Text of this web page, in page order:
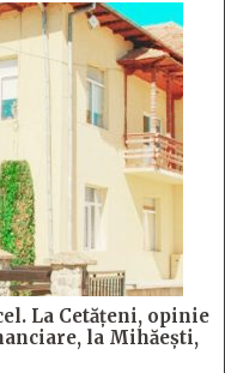
La Cetăţeni, opinie
la Mihăeşti,